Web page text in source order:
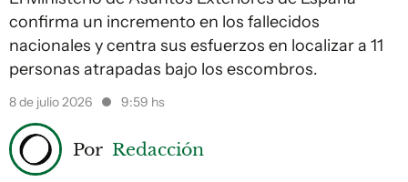
confirma un incremento en los fallecidos
nacionales y centra sus esfuerzos en localizar a 11
personas atrapadas bajo los escombros.
8 de julio 2026 9:59 hs
Por Redacción